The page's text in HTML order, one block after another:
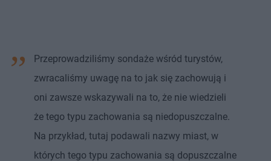
Przeprowadziliśmy sondaże wśród turystów,
zwracaliśmy uwagę na to jak się zachowują i
oni zawsze wskazywali na to, że nie wiedzieli
że tego typu zachowania są niedopuszczalne.
Na przykład, tutaj podawali nazwy miast, w
których tego typu zachowania są dopuszczalne